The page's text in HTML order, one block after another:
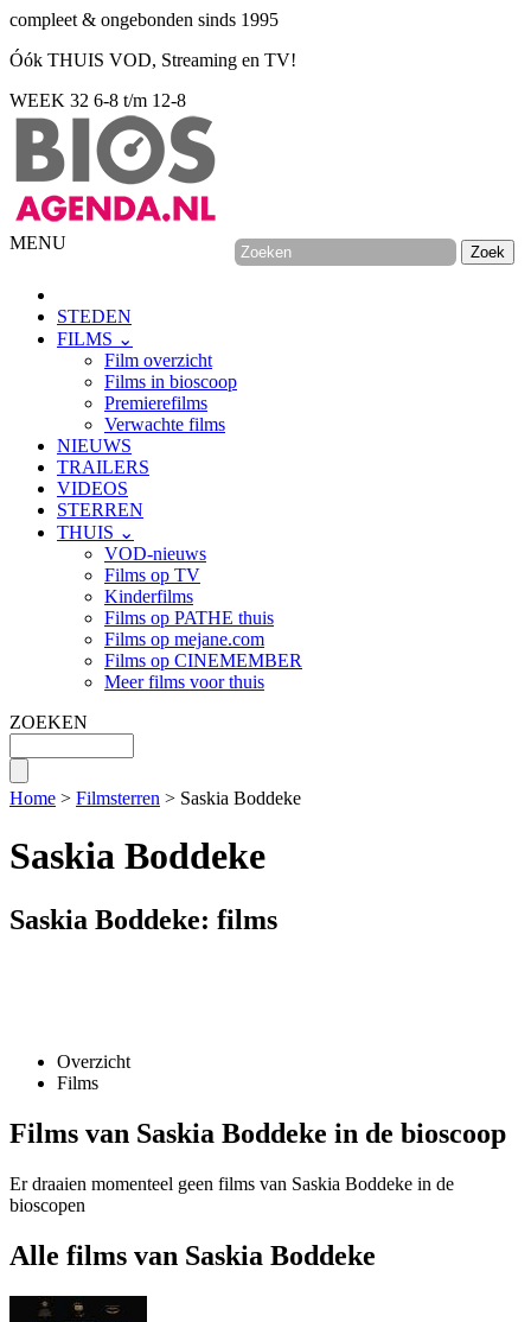
compleet & ongebonden sinds 1995
Óók THUIS VOD, Streaming en TV!
WEEK 32 6-8 t/m 12-8
MENU
STEDEN
FILMS ⌄
Film overzicht
Films in bioscoop
Premierefilms
Verwachte films
NIEUWS
TRAILERS
VIDEOS
STERREN
THUIS ⌄
VOD-nieuws
Films op TV
Kinderfilms
Films op PATHE thuis
Films op mejane.com
Films op CINEMEMBER
Meer films voor thuis
ZOEKEN
Home > Filmsterren > Saskia Boddeke
Saskia Boddeke
Saskia Boddeke: films
Overzicht
Films
Films van Saskia Boddeke in de bioscoop
Er draaien momenteel geen films van Saskia Boddeke in de
bioscopen
Alle films van Saskia Boddeke